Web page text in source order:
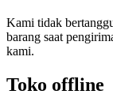
Kami tidak
barang saat
kami.
Toko offline